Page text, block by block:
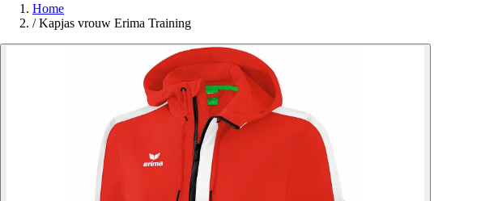
Home
/ Kapjas vrouw Erima Training